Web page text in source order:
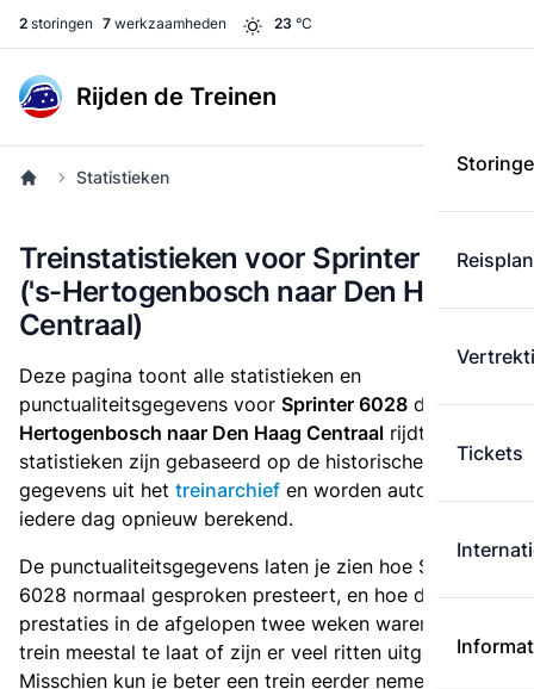
2 storingen 7 werkzaamheden 23 °C
Rijden de Treinen
Tickets
Statistieken
Treinstatistieken voor Sprinter 6028
('s-Hertogenbosch naar Den Haag
Centraal)
Deze pagina toont alle statistieken en
punctualiteitsgegevens voor Sprinter 6028 dievan 's-
Hertogenbosch naar Den Haag Centraal rijdt. Deze
statistieken zijn gebaseerd op de historische
gegevens uit het treinarchief en worden automatisch
iedere dag opnieuw berekend.
De punctualiteitsgegevens laten je zien hoe Sprinter
6028 normaal gesproken presteert, en hoe de
prestaties in de afgelopen twee weken waren. Is deze
trein meestal te laat of zijn er veel ritten uitgevallen?
Misschien kun je beter een trein eerder nemen als je